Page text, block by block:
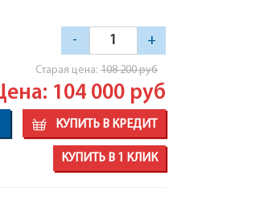
- +
Cтарая цена: 108 200руб
104 000 руб
КУПИТЬ В КРЕДИТ
КУПИТЬ В 1 КЛИК